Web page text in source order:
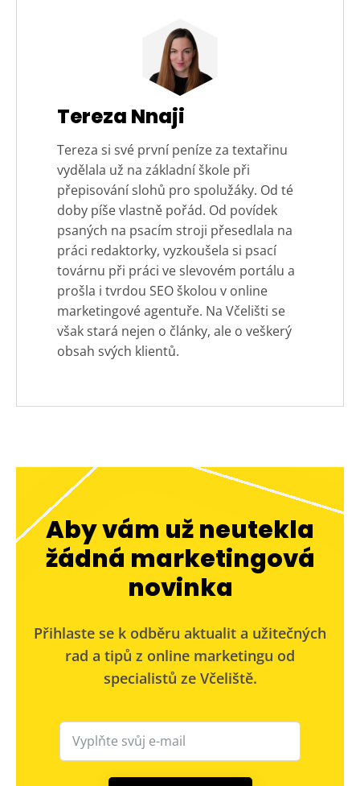
Tereza Nnaji
Tereza si své první peníze za textařinu
vydělala už na základní škole při
přepisování slohů pro spolužáky. Od té
doby píše vlastně pořád. Od povídek
psaných na psacím stroji přesedlala na
práci redaktorky, vyzkoušela si psací
továrnu při práci ve slevovém portálu a
prošla i tvrdou SEO školou v online
marketingové agentuře. Na Včelišti se
však stará nejen o články, ale o veškerý
obsah svých klientů.
Aby vám už neutekla
žádná marketingová
novinka
Přihlaste se k odběru aktualit a užitečných
rad a tipů z online marketingu od
specialistů ze Včeliště.